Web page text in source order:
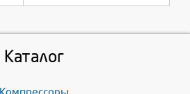
Каталог